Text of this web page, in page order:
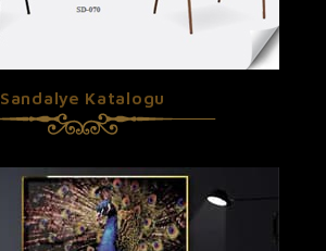
Sandalye Katalogu